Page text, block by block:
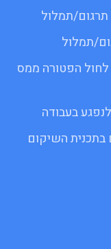
לחול הפטורה ממס